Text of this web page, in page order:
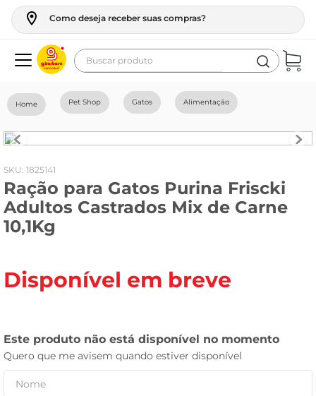
Como deseja receber suas compras?
Buscar produto
Pet Shop Gatos Alimentação
: 1825141
Ração para Gatos Purina Friscki
Adultos Castrados Mix de Carne
10,1Kg
Disponível em breve
geladeira
fogao
café
cerveja
frango
vinho
tv